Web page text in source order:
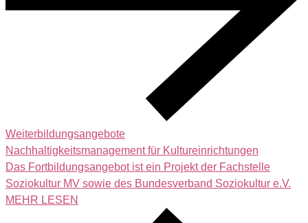
Weiterbildungsangebote
Nachhaltigkeitsmanagement für Kultureinrichtungen
Das Fortbildungsangebot ist ein Projekt der Fachstelle
Soziokultur MV sowie des Bundesverband Soziokultur e.V.
MEHR LESEN